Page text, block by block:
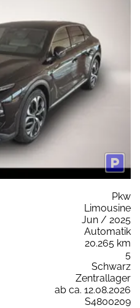
Pkw
Limousine
Jun / 2025
Automatik
20.265 km
5
Schwarz
Zentrallager
ab ca. 12.08.2026
S4800209